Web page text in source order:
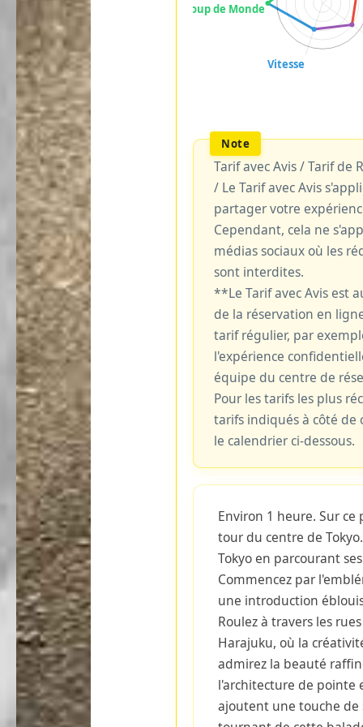
Tarif avec Avis / Tarif de
/ Le Tarif avec Avis
partager votre
Cependant, cela ne
médias sociaux où les
sont interdites.
**Le Tarif avec Avis est
de la réservation en
tarif régulier, par
l'expérience
équipe du centre de
Pour les tarifs les plus
tarifs indiqués à côté de
le calendrier ci-dessous.
Environ 1 heure. Sur ce
tour du centre de
Tokyo en parcourant
Commencez par
une introduction
Roulez à travers les
Harajuku, où la
admirez la beauté
l'architecture de pointe
ajoutent une touche de